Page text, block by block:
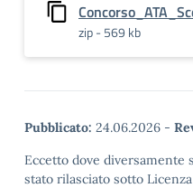
zip - 569 kb
Pubblicato: 24.06.2026 -
Eccetto dove diversamente
stato rilasciato sotto